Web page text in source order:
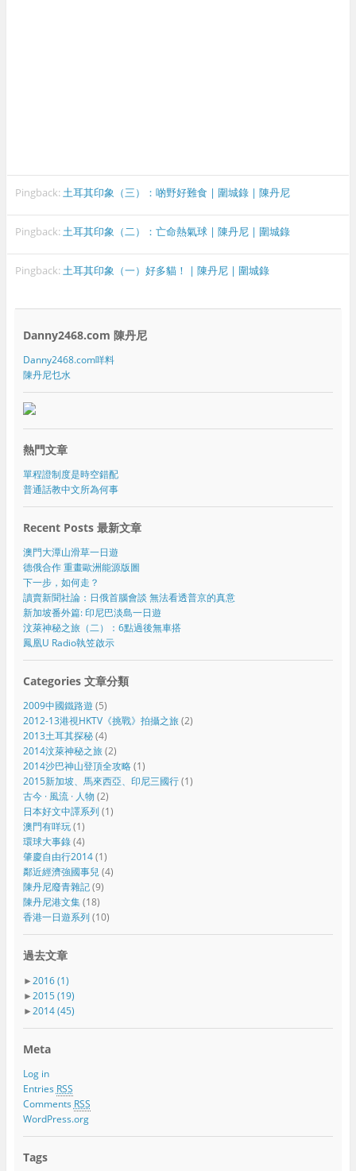
Pingback:土耳其印象（三）：啲野好難食 | 圍城錄 | 陳丹尼
Pingback:土耳其印象（二）：亡命熱氣球 | 陳丹尼 | 圍城錄
Pingback:土耳其印象（一）好多貓！ | 陳丹尼 | 圍城錄
Danny2468.com 陳丹尼
Danny2468.com咩料
陳丹尼乜水
熱門文章
單程證制度是時空錯配
普通話教中文所為何事
Recent Posts 最新文章
澳門大潭山滑草一日遊
德俄合作 重畫歐洲能源版圖
下一步，如何走？
讀賣新聞社論：日俄首腦會談 無法看透普京的真意
新加坡番外篇: 印尼巴淡島一日遊
汶萊神秘之旅（二）：6點過後無車搭
鳳凰U Radio執笠啟示
Categories 文章分類
2009中國鐵路遊(5)
2012-13港視HKTV《挑戰》拍攝之旅(2)
2013土耳其探秘(4)
2014汶萊神秘之旅(2)
2014沙巴神山登頂全攻略(1)
2015新加坡、馬來西亞、印尼三國行(1)
古今 · 風流 · 人物 (2)
日本好文中譯系列(1)
澳門有咩玩(1)
環球大事錄(4)
肇慶自由行2014(1)
鄰近經濟強國事兒(4)
陳丹尼廢青雜記(9)
陳丹尼港文集(18)
香港一日遊系列(10)
過去文章
►2016(1)
►2015(19)
►2014(45)
Meta
Log in
Entries RSS
Comments RSS
WordPress.org
Tags